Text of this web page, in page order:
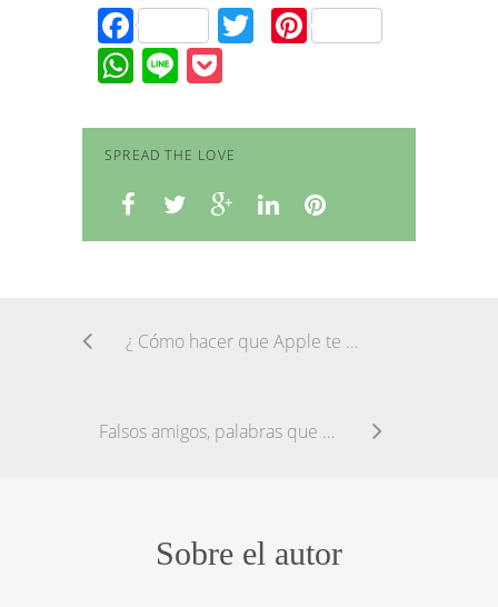
FacebookTwitter
Pinterest
WhatsApp
Line
SPREAD THE LOVE
¿ Cómo hacer que Apple te pague 1653€ gracias a tu iPhone ?
Falsos amigos, palabras que te la pueden jugar en inglés (Parte 1)
Sobre el autor